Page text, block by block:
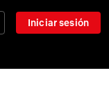
Iniciar sesión